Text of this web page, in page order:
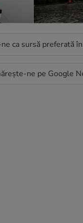
ca sursă preferată
ne pe Google